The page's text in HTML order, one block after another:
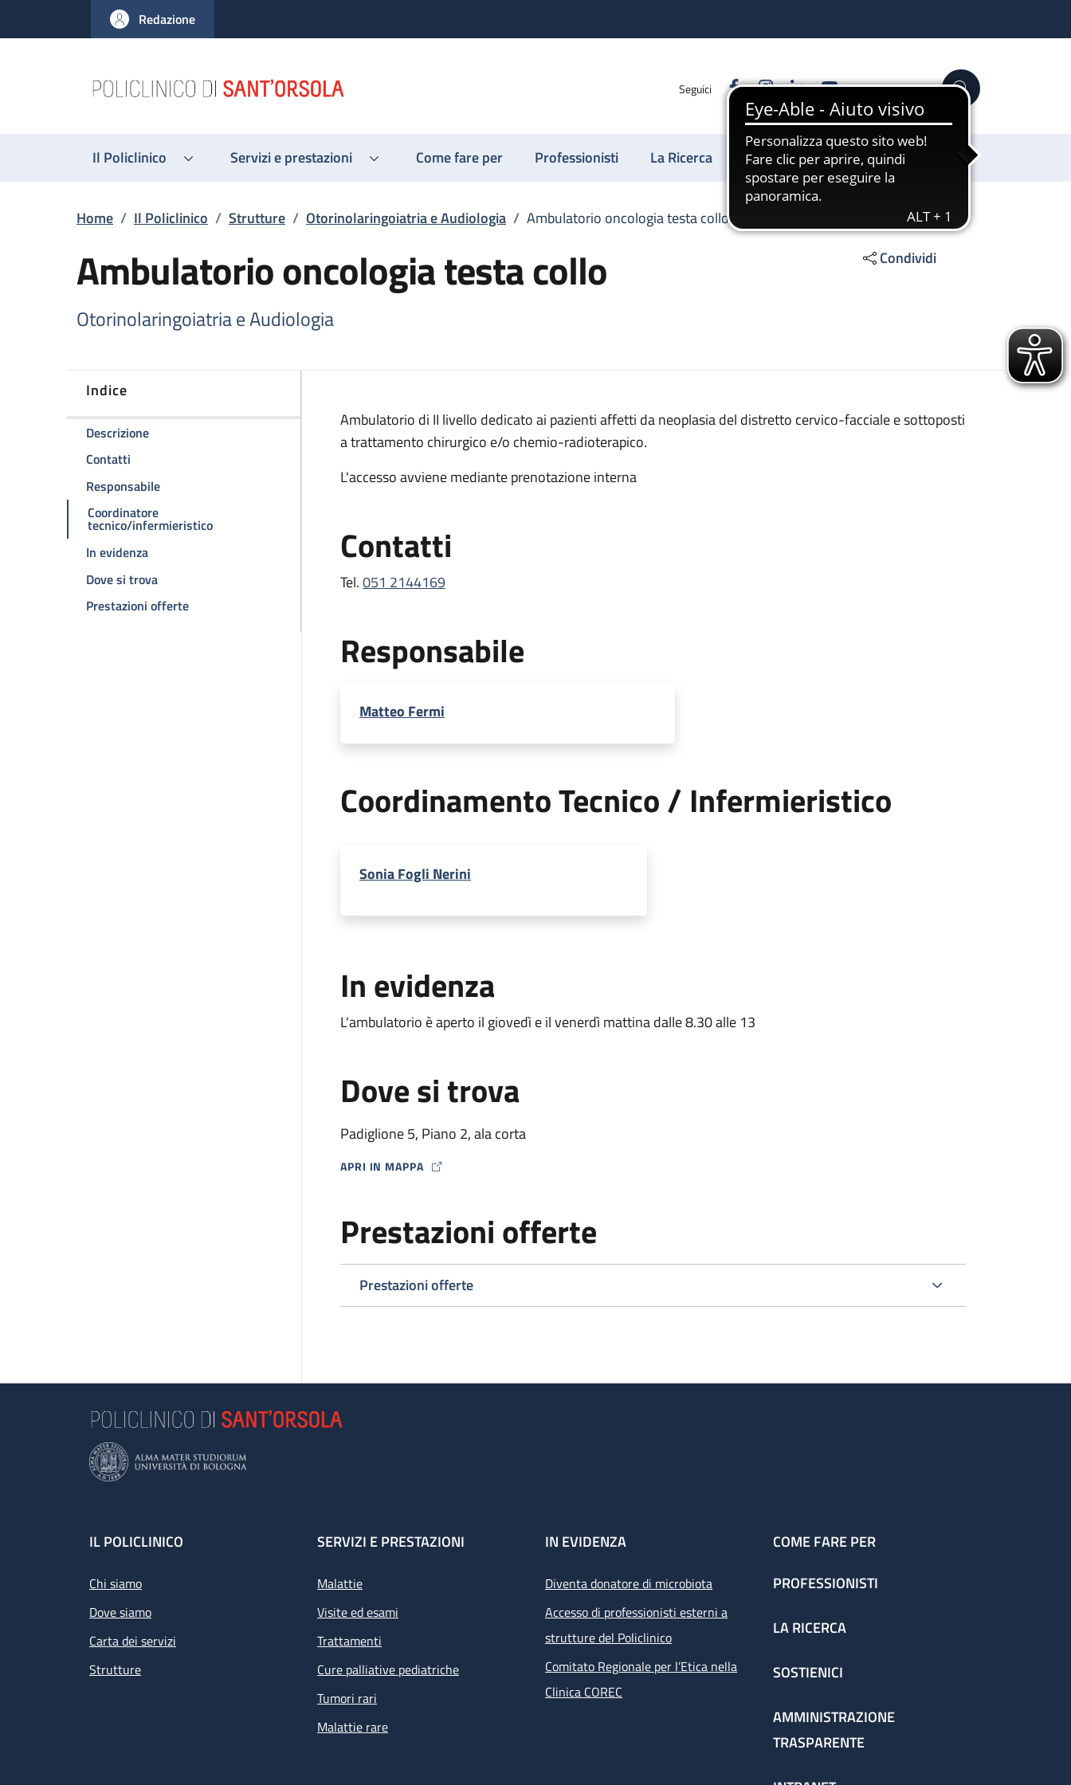
al contenuto principale
to footer content
Redazione
Seguici FacebookInstagram
LinkedinYouTube Cerca
Il Policlinico Servizi e prestazioni Come fare per Professionisti La Ricerca Sostienici
Briciole di pane
Home / Il Policlinico / Strutture / Otorinolaringoiatria e Audiologia / Ambulatorio oncologia testa collo
Ambulatorio oncologia testa collo
Otorinolaringoiatria e Audiologia
Condividi
Indice
Descrizionedella pagina Ambulatorio oncologia testa collo
Contatti
Responsabiledella pagina Ambulatorio oncologia testa collo
Coordinatore
tecnico/infermieristicodella pagina Ambulatorio oncologia testa collo
In evidenzadella pagina Ambulatorio oncologia testa collo
Dove si trovadella pagina Ambulatorio oncologia testa collo
Prestazioni offertedella pagina Ambulatorio oncologia testa collo
Descrizione
Ambulatorio di II livello dedicato ai pazienti affetti da neoplasia del distretto cervico-facciale e sottoposti
a trattamento chirurgico e/o chemio-radioterapico.
L'accesso avviene mediante prenotazione interna
Contatti
Tel.051 2144169
Responsabile
Matteo Fermi
Coordinamento Tecnico / Infermieristico
Sonia Fogli Nerini
In evidenza
L'ambulatorio è aperto il giovedì e il venerdì mattina dalle 8.30 alle 13
Dove si trova
Padiglione 5, Piano 2, ala corta
APRI IN MAPPA
MAP ICON
Prestazioni offerte
Prestazioni offerte
Footer
IL POLICLINICO
Chi siamo
Dove siamo
Carta dei servizi
Strutture
SERVIZI E PRESTAZIONI
Malattie
Visite ed esami
Trattamenti
Cure palliative pediatriche
Tumori rari
Malattie rare
IN EVIDENZA
Diventa donatore di microbiota
Accesso di professionisti esterni a
strutture del Policlinico
Comitato Regionale per l’Etica nella
Clinica COREC
COME FARE PER
PROFESSIONISTI
LA RICERCA
SOSTIENICI
AMMINISTRAZIONE
TRASPARENTE